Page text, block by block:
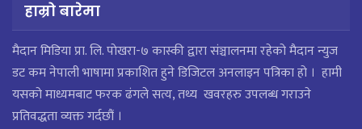
हाम्रो बारेमा
मैदान मिडिया प्रा. लि. पाेखरा-७ कास्की द्वारा संञ्चालनमा रहेको मैदान न्युज
डट कम नेपाली भाषामा प्रकाशित हुने डिजिटल अनलाइन पत्रिका हो । हामी
यसको माध्यमबाट फरक ढंगले सत्य, तथ्य खवरहरु उपलब्ध गराउने
प्रतिवद्धता व्यक्त गर्दछौं ।